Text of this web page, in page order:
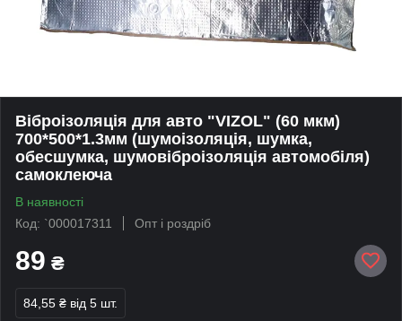
Віброізоляція для авто "VIZOL" (60 мкм)
700*500*1.3мм (шумоізоляція, шумка,
обесшумка, шумовіброізоляція автомобіля)
самоклеюча
В наявності
Код: `000017311
Опт і роздріб
89 ₴
84,55 ₴ від 5 шт.